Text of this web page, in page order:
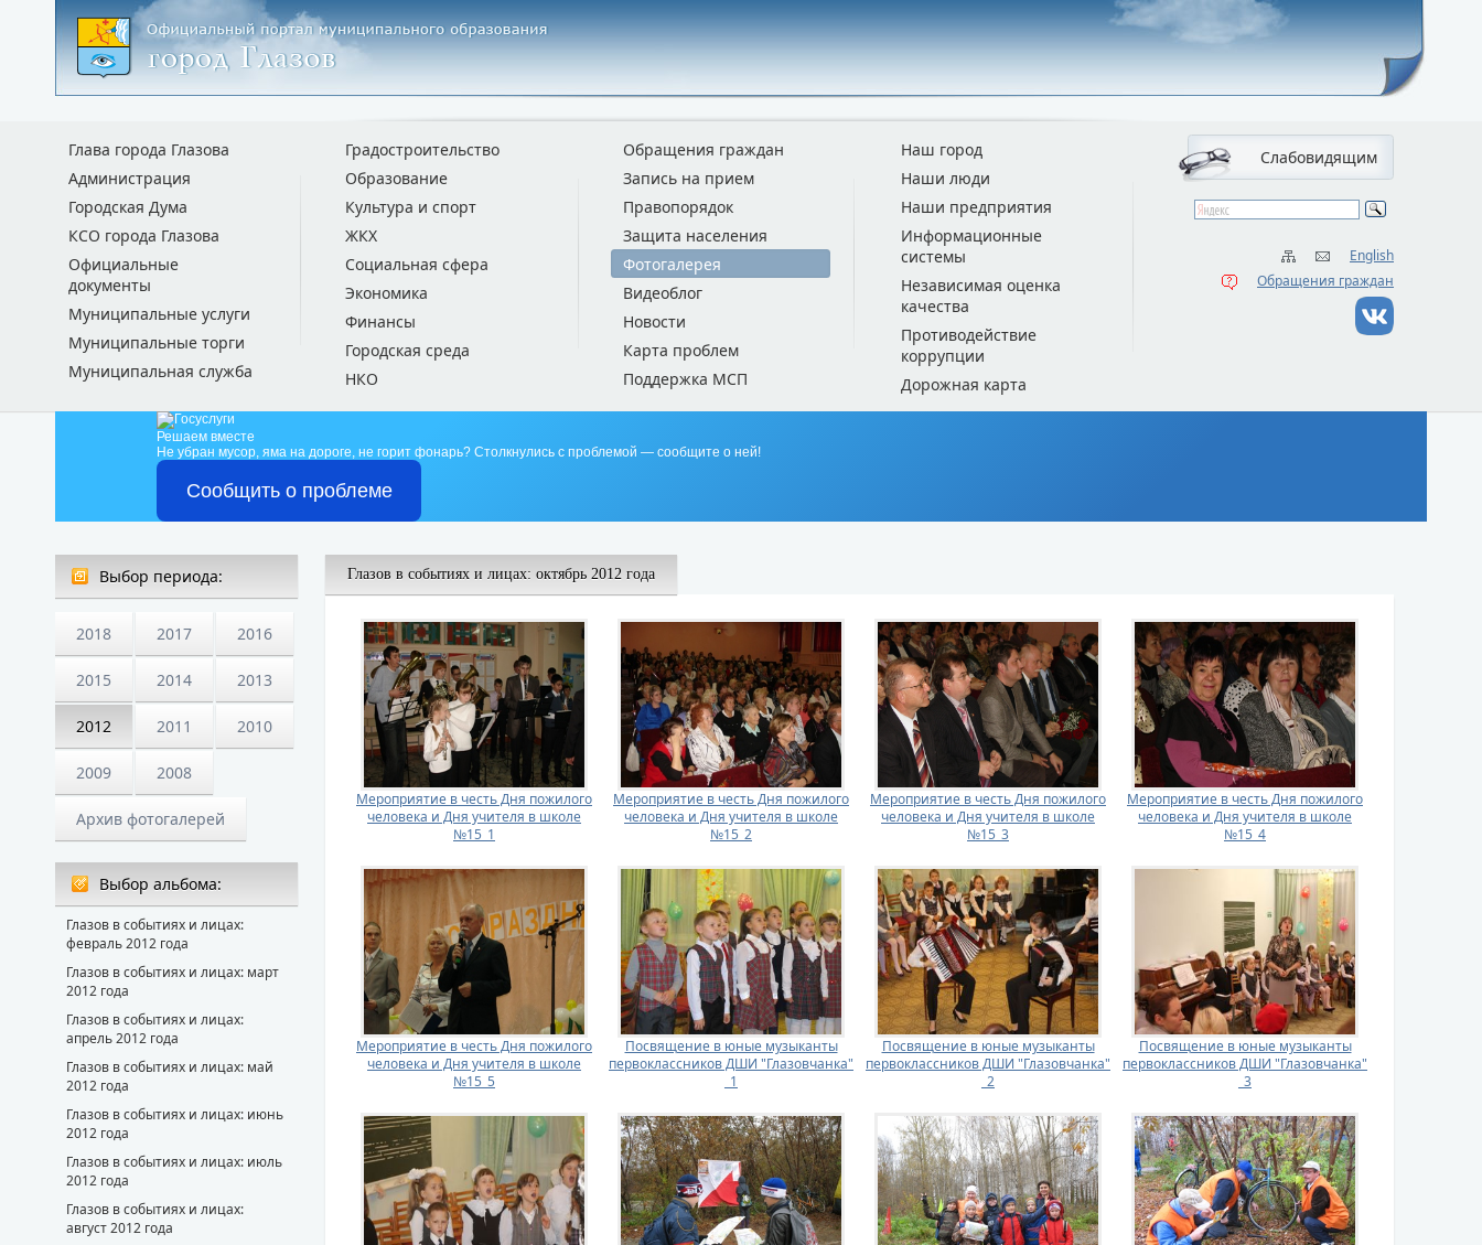
Слабовидящим
English
Обращения граждан
Глава города Глазова
Администрация
Городская Дума
КСО города Глазова
Официальные
документы
Муниципальные услуги
Муниципальные торги
Муниципальная служба
Градостроительство
Образование
Культура и спорт
ЖКХ
Социальная сфера
Экономика
Финансы
Городская среда
НКО
Обращения граждан
Запись на прием
Правопорядок
Защита населения
Фотогалерея
Видеоблог
Новости
Карта проблем
Поддержка МСП
Наш город
Наши люди
Наши предприятия
Информационные
системы
Независимая оценка
качества
Противодействие
коррупции
Дорожная карта
Решаем вместе
Не убран мусор, яма на дороге, не горит фонарь? Столкнулись с проблемой — сообщите о ней!
Сообщить о проблеме
Выбор периода:
2018 2017 2016
2015 2014 2013
2012 2011 2010
2009 2008
Архив фотогалерей
Выбор альбома:
Глазов в событиях и лицах:
февраль 2012 года
Глазов в событиях и лицах: март
2012 года
Глазов в событиях и лицах:
апрель 2012 года
Глазов в событиях и лицах: май
2012 года
Глазов в событиях и лицах: июнь
2012 года
Глазов в событиях и лицах: июль
2012 года
Глазов в событиях и лицах:
август 2012 года
Глазов в событиях и лицах: октябрь 2012 года
Мероприятие в честь Дня пожилого
человека и Дня учителя в школе
№15_1
Мероприятие в честь Дня пожилого
человека и Дня учителя в школе
№15_2
Мероприятие в честь Дня пожилого
человека и Дня учителя в школе
№15_3
Мероприятие в честь Дня пожилого
человека и Дня учителя в школе
№15_4
Мероприятие в честь Дня пожилого
человека и Дня учителя в школе
№15_5
Посвящение в юные музыканты
первоклассников ДШИ "Глазовчанка"
_1
Посвящение в юные музыканты
первоклассников ДШИ "Глазовчанка"
_2
Посвящение в юные музыканты
первоклассников ДШИ "Глазовчанка"
_3